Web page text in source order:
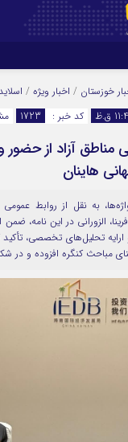
تلگرام
ایتا
خوزستان / اخبار ویژه /
کد خبر : 1723
مناطق آزاد از حضور
هاینان
به نقل از روابط عمومی
الزورانی در این نامه،
ارایه تحلیل‌های تخصصی،
مباحث کنگره افزوده و در